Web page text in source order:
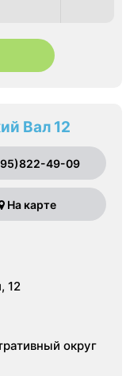
Вал 12
49-09
На карте
12
округ